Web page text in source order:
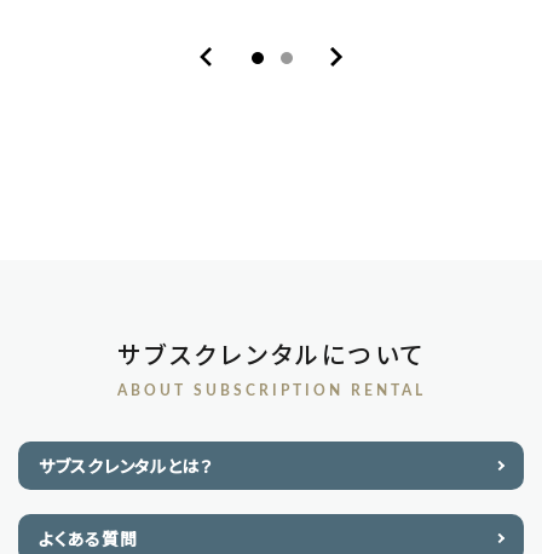
サブスクレンタルについて
ABOUT SUBSCRIPTION RENTAL
サブスクレンタルとは？
よくある質問